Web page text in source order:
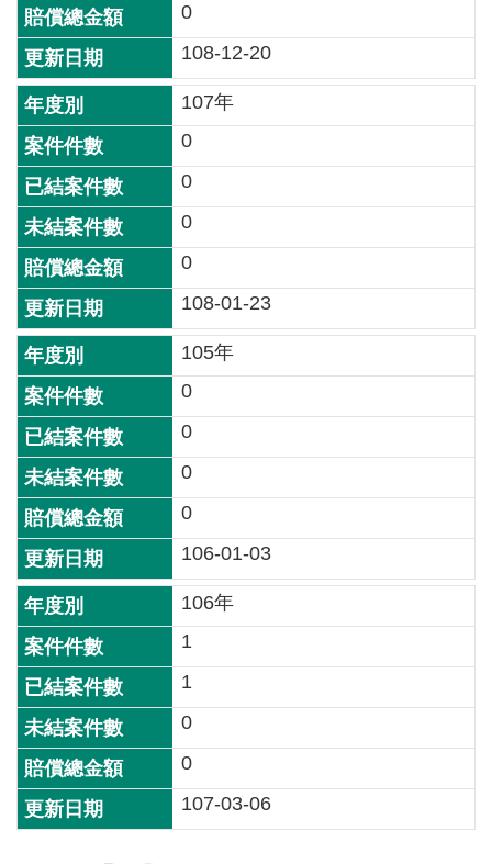
政
策
網
站
安
全
政
策
政
府
網
站
資
料
開
放
宣
告
0
108-12-20
107年
0
0
0
0
108-01-23
105年
0
0
0
0
106-01-03
106年
1
1
0
0
107-03-06